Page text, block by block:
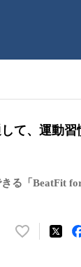
て、運動
る「BeatFit
い